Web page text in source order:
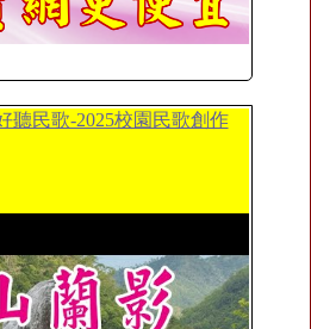
聽民歌-2025校園民歌創作